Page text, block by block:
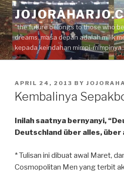
Skip
to
content"the future belongs to those who
dreams, masa depan adalah milik
kepada keindahan mimpi-
POSTED
ON
APRIL 24, 2013 BY
Kembalinya
Inilah saatnya bernyanyi,
Deutschland über alles,
* Tulisan ini dibuat awal Maret,
Cosmopolitan Men yang terbit